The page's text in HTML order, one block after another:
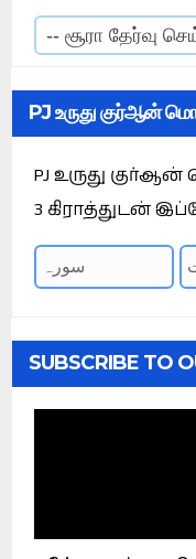
PJ உருது குர்ஆன்
PJ உருது
3 கிராத்துடன்
SUBSCRIBE TO